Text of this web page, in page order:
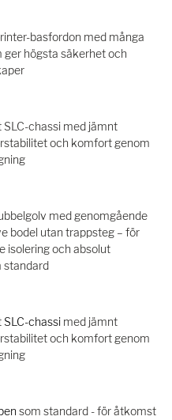
basfordon med många
högsta säkerhet och
chassi med jämnt
och komfort genom
med genomgående
bodel utan trappsteg – för
isolering och absolut
standard
SLC-chassi med jämnt
och komfort genom
som standard - för åtkomst